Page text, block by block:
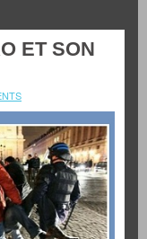
ET SON